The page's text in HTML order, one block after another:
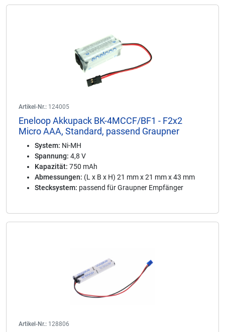
Artikel-Nr.: 124005
Eneloop Akkupack BK-4MCCF/BF1 - F2x2
Micro AAA, Standard, passend Graupner
System: Ni-MH
Spannung: 4,8 V
Kapazität: 750 mAh
Abmessungen: (L x B x H) 21 mm x 21 mm x 43 mm
Stecksystem: passend für Graupner Empfänger
Artikel-Nr.: 128806